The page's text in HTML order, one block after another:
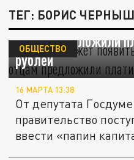
ТЕГ: БОРИС
В России может
отцам предложили
рублей
ОБЩЕСТВО
16 МАРТА 13:38
От депутата
правительство
ввести «папин